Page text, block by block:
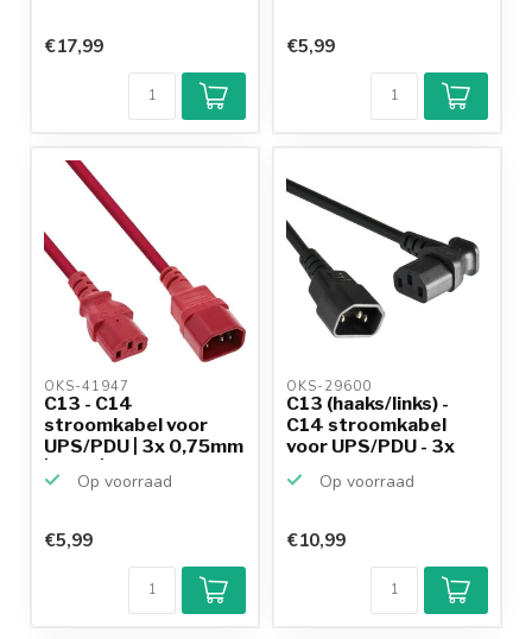
€17,99 €5,99
OKS-41947
C13 - C14
stroomkabel voor
UPS/PDU | 3x 0,75mm
| rood | 1...
Op voorraad
€5,99
OKS-29600
C13 (haaks/links) -
C14 stroomkabel
voor UPS/PDU - 3x
Op voorraad
€10,99